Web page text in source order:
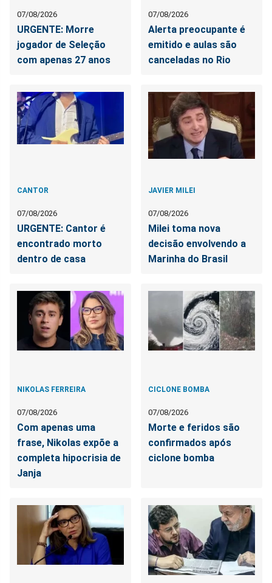
07/08/2026
URGENTE: Morre
jogador de Seleção
com apenas 27 anos
07/08/2026
Alerta preocupante é
emitido e aulas são
canceladas no Rio
CANTOR
07/08/2026
URGENTE: Cantor é
encontrado morto
dentro de casa
JAVIER MILEI
07/08/2026
Milei toma nova
decisão envolvendo a
Marinha do Brasil
NIKOLAS FERREIRA
07/08/2026
Com apenas uma
frase, Nikolas expõe a
completa hipocrisia de
Janja
CICLONE BOMBA
07/08/2026
Morte e feridos são
confirmados após
ciclone bomba